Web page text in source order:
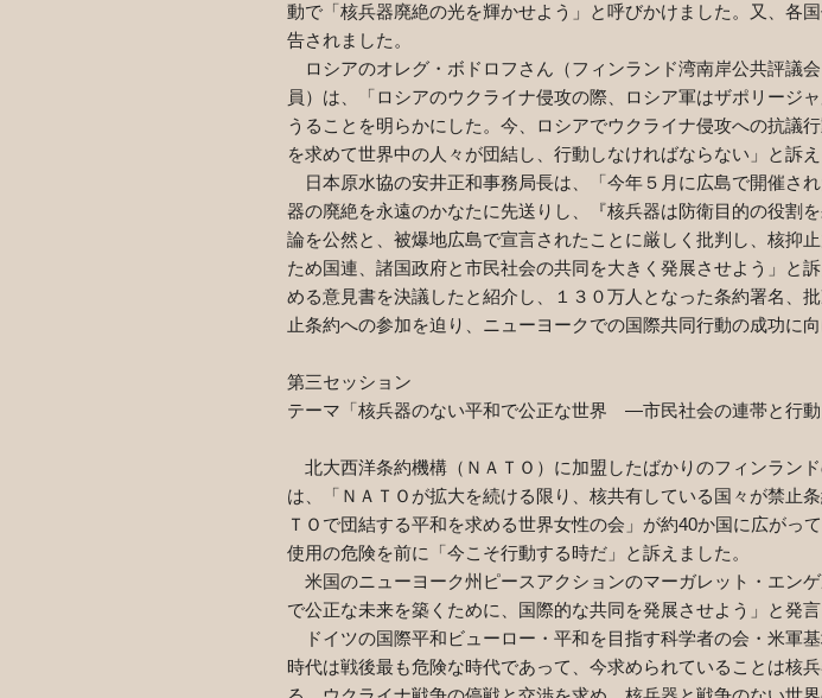
動で「核兵器廃絶の光を輝かせよう」と呼びかけました。又、各
告されました。
ロシアのオレグ・ボドロフさん（フィンランド湾南岸公共評議
員）は、「ロシアのウクライナ侵攻の際、ロシア軍はザポリージ
うることを明らかにした。今、ロシアでウクライナ侵攻への抗議
を求めて世界中の人々が団結し、行動しなければならない」と訴え
日本原水協の安井正和事務局長は、「今年５月に広島で開催さ
器の廃絶を永遠のかなたに先送りし、『核兵器は防衛目的の役割
論を公然と、被爆地広島で宣言されたことに厳しく批判し、核抑
ため国連、諸国政府と市民社会の共同を大きく発展させよう」と
める意見書を決議したと紹介し、１３０万人となった条約署名、
止条約への参加を迫り、ニューヨークでの国際共同行動の成功に
第三セッション
テーマ「核兵器のない平和で公正な世界 ―市民社会の連帯と行動
北大西洋条約機構（ＮＡＴＯ）に加盟したばかりのフィンラン
は、「ＮＡＴＯが拡大を続ける限り、核共有している国々が禁止
ＴＯで団結する平和を求める世界女性の会」が約40か国に広がっ
使用の危険を前に「今こそ行動する時だ」と訴えました。
米国のニューヨーク州ピースアクションのマーガレット・エン
で公正な未来を築くために、国際的な共同を発展させよう」と発言
ドイツの国際平和ビューロー・平和を目指す科学者の会・米軍
時代は戦後最も危険な時代であって、今求められていることは核